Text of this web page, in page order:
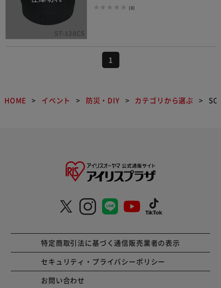
(0)
1
HOME イベント 防災・DIY カテゴリから選ぶ
特定商取引法に基づく通信販売業者の表示
セキュリティ・プライバシーポリシー
お問い合わせ